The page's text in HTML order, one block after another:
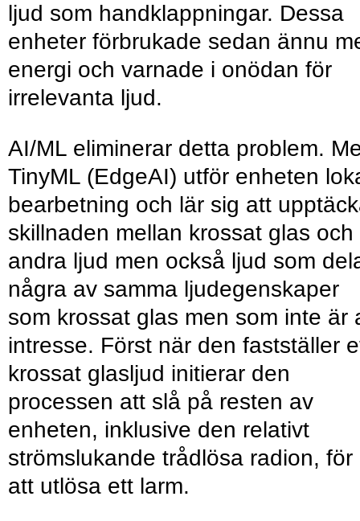
ljud som handklappningar. Dessa
enheter förbrukade sedan ännu
energi och varnade i onödan för
irrelevanta ljud.
AI/ML eliminerar detta problem.
TinyML (EdgeAI) utför enheten
bearbetning och lär sig att
skillnaden mellan krossat glas och
andra ljud men också ljud som
några av samma ljudegenskaper
som krossat glas men som inte är
intresse. Först när den fastställer
krossat glasljud initierar den
processen att slå på resten av
enheten, inklusive den relativt
strömslukande trådlösa radion, för
att utlösa ett larm.